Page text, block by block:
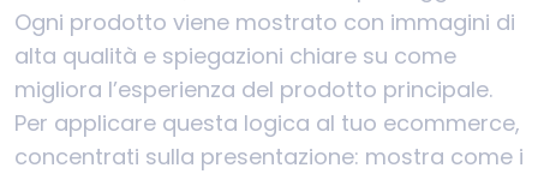
Ogni prodotto viene mostrato con immagini di
alta qualità e spiegazioni chiare su come
migliora l’esperienza del prodotto principale.
Per applicare questa logica al tuo ecommerce,
concentrati sulla presentazione: mostra come i